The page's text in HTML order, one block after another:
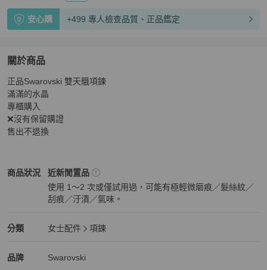
安心購 +499 專人檢查品質、正品鑑定
關於商品
關於正品Swarovski 雙天䳘項鍊
正品Swarovski 雙天䳘項鍊
滿滿的水晶
專櫃購入
❌沒有保留購證
售出不退換
商品狀況
Swarovski 女士配件商品狀態與細節
近新閒置品
使用 1～2 次或僅試用過，可能有極輕微磨痕／髮絲紋／
刮痕／汙漬／氣味。
分類
Swarovski 女士配件分類資訊
女士配件
項鍊
品牌
Swarovski 精品女士配件
Swarovski
Swarovski 推薦清單